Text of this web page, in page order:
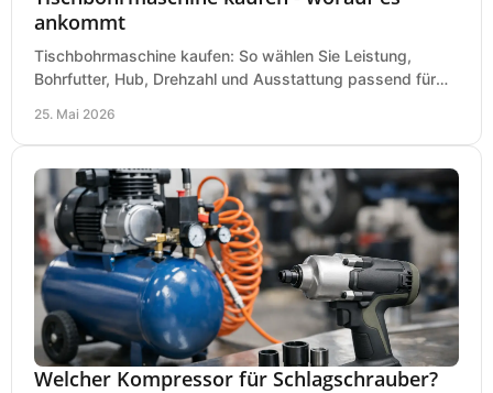
ankommt
Tischbohrmaschine kaufen: So wählen Sie Leistung,
Bohrfutter, Hub, Drehzahl und Ausstattung passend für
25. Mai 2026
Welcher Kompressor für Schlagschrauber?